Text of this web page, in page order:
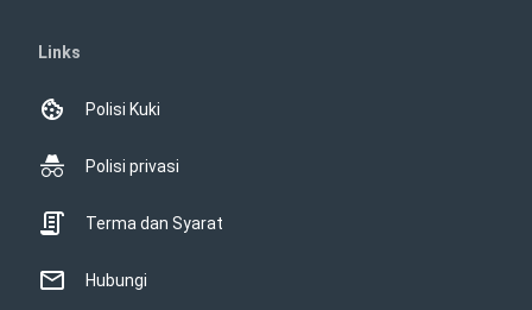
Links
Polisi Kuki
Polisi privasi
Terma dan Syarat
Hubungi